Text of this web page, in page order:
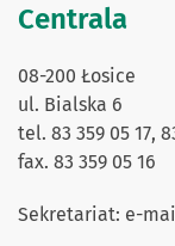
Centrala
08-200 Łosice
ul. Bialska 6
tel. 83 359 05 17,
fax. 83 359 05 16
Sekretariat: e-